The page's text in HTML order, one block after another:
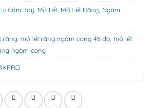
Cầm Tay Mỏ Lết Mỏ Lết Răng Ngàm
răng mỏ lết răng ngàm cong 45 độ mỏ lết
ngàm cong